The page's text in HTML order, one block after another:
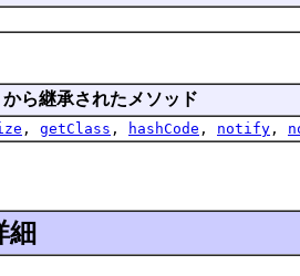
から継承されたメソッド
, getClass , hashCode , notify ,
細